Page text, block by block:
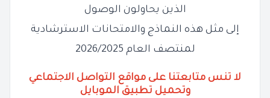
الذين يحاولون الوصول
إلى مثل هذه النماذج والامتحانات الاسترشادية
لمنتصف العام 2026/2025
لا تنس متابعتنا على مواقع التواصل الاجتماعي
وتحميل تطبيق الموبايل